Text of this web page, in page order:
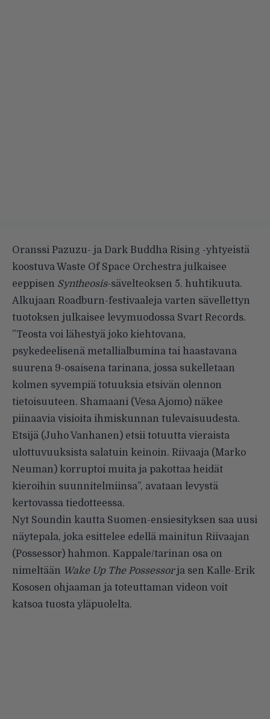
Oranssi Pazuzu- ja Dark Buddha Rising -yhtyeistä
koostuva Waste Of Space Orchestra julkaisee
eeppisen Syntheosis-sävelteoksen 5. huhtikuuta.
Alkujaan Roadburn-festivaaleja varten sävellettyn
tuotoksen julkaisee levymuodossa Svart Records.
”Teosta voi lähestyä joko kiehtovana,
psykedeelisenä metallialbumina tai haastavana
suurena 9-osaisena tarinana, jossa sukelletaan
kolmen syvempiä totuuksia etsivän olennon
tietoisuuteen. Shamaani (Vesa Ajomo) näkee
piinaavia visioita ihmiskunnan tulevaisuudesta.
Etsijä (Juho Vanhanen) etsii totuutta vieraista
ulottuvuuksista salatuin keinoin. Riivaaja (Marko
Neuman) korruptoi muita ja pakottaa heidät
kieroihin suunnitelmiinsa”, avataan levystä
kertovassa tiedotteessa.
Nyt Soundin kautta Suomen-ensiesityksen saa uusi
näytepala, joka esittelee edellä mainitun Riivaajan
(Possessor) hahmon. Kappale/tarinan osa on
nimeltään Wake Up The Possessorja sen Kalle-Erik
Kososen ohjaaman ja toteuttaman videon voit
katsoa tuosta yläpuolelta.